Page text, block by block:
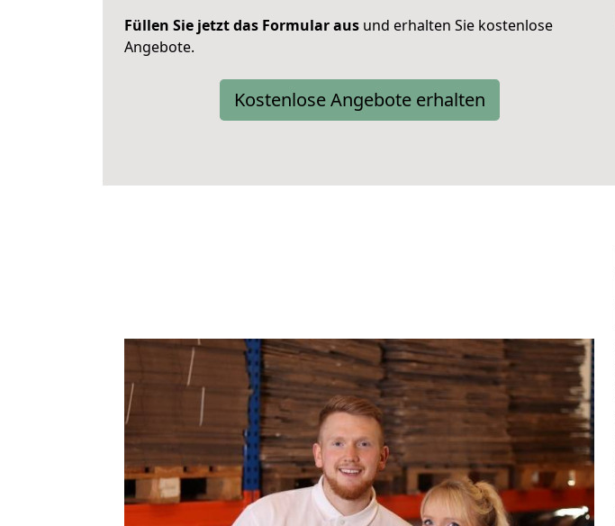
Füllen Sie jetzt das Formular aus und erhalten Sie kostenlose
Angebote.
Kostenlose Angebote erhalten